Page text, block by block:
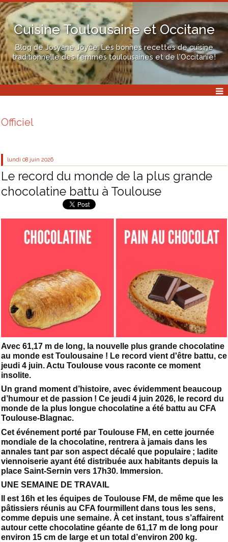
Cuisine Toulousaine et Occitane
Blog de Josyane Joyce: Les bonnes recettes de cuisine
traditionnelle des femmes toulousaines et de l'Occitanie!
Officiel
lundi 08 juin 2026
Le record du monde de la plus grande
chocolatine battu à Toulouse
Avec 61,17 m de long, la nouvelle plus grande chocolatine
au monde est Toulousaine ! Le record vient d'être battu, ce
jeudi 4 juin. Actu Toulouse vous raconte ce moment
insolite.
Un grand moment d’histoire, avec évidemment beaucoup
d’humour et de passion ! Ce jeudi 4 juin 2026, le record du
monde de la plus longue chocolatine a été battu au CFA
Toulouse-Blagnac.
Cet événement porté par Toulouse FM, en cette journée
mondiale de la chocolatine, rentrera à jamais dans les
annales tant par son aspect décalé que populaire ; ladite
viennoiserie ayant été distribuée aux habitants depuis la
place Saint-Sernin vers 17h30. Immersion.
UNE SEMAINE DE TRAVAIL
Il est 16h et les équipes de Toulouse FM, de même que les
pâtissiers réunis au CFA fourmillent dans tous les sens,
comme depuis une semaine. À cet instant, tous s’affairent
autour cette chocolatine géante de 61,17 m de long pour
environ 15 cm de large et un total d’environ 200 kg.